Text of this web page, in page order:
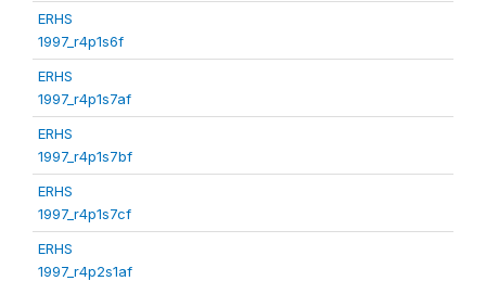
ERHS
1997_r4p1s6f
ERHS
1997_r4p1s7af
ERHS
1997_r4p1s7bf
ERHS
1997_r4p1s7cf
ERHS
1997_r4p2s1af